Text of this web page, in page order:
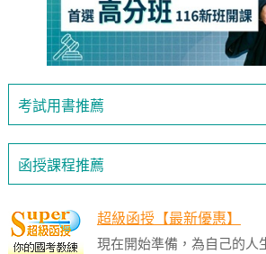
考試用書推薦
函授課程推薦
超級函授【最新優惠】
現在開始準備，為自己的人